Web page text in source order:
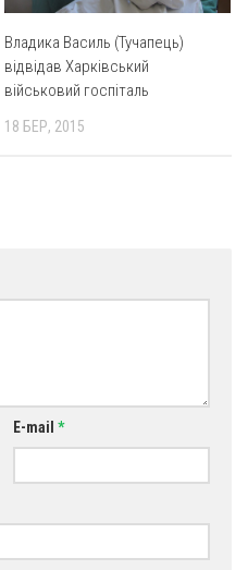
Владика Василь (Тучапець)
відвідав Харківський
військовий госпіталь
18 БЕР, 2015
E-mail *